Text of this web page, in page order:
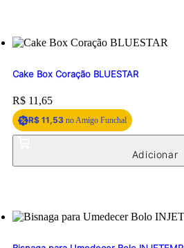
Cake Box Coração BLUESTAR
Price:
R$ 11,65
R$ 11,53 no Amigo Funchal